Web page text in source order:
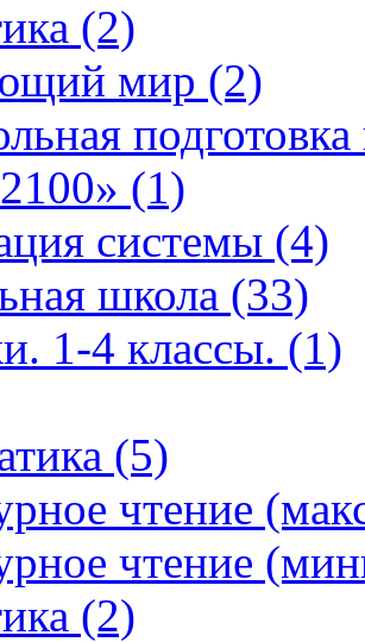
(2)
мир (2)
(1)
системы (4)
школа (33)
1-4 классы. (1)
(5)
чтение
чтение
(2)